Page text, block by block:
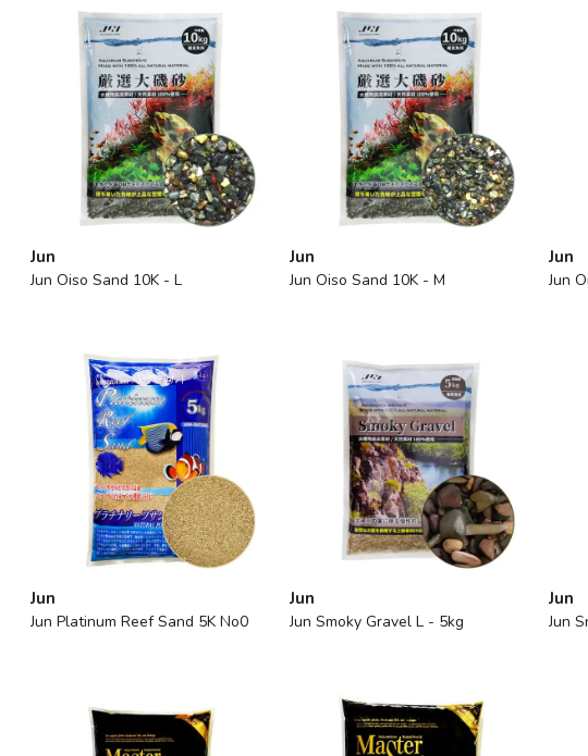
Jun
Jun Oiso Sand 10K - L
Jun
Jun Oiso Sand 10K - M
Jun
Jun
Jun
Jun Platinum Reef Sand 5K No0
Jun
Jun Smoky Gravel L - 5kg
Jun
Jun